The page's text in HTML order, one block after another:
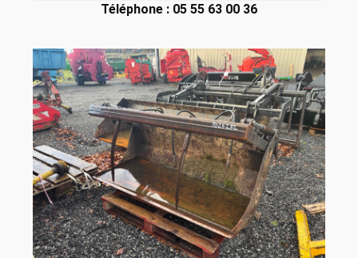
Téléphone : 05 55 63 00 36